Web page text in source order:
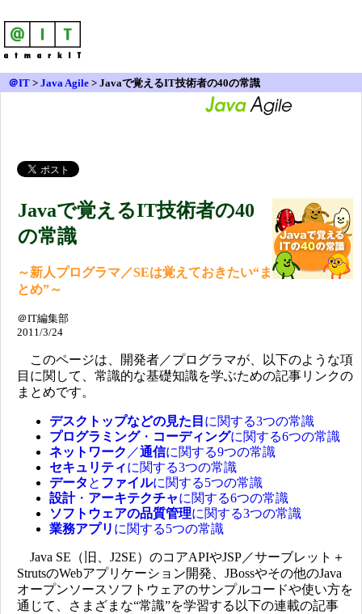
＠IT > Java Agile > Javaで覚えるIT技術者の40の常識
Javaで覚えるIT技術者の40
の常識
～新人プログラマ／SEは覚えておきたい“ま
とめ”～
＠IT編集部
2011/3/24
このページは、開発者／プログラマが、以下のような項
目に関して、常識的な基礎知識を学ぶための記事リンクの
まとめです。
デスクトップなどの見た目 に関する3つの常識
プログラミング・ コーディングに関する6つの常識
ネットワーク ／通信に関する9つの常識
セキュリティに関する3つの常識
データ と ファイルに関する5つの常識
設計・ アーキテクチャに関する6つの常識
ソフトウェアの品質管理に関する3つの常識
業務アプリ に関する5つの常識
Java SE（旧、J2SE）のコアAPIやJSP／サーブレット＋
StrutsのWebアプリケーション開発、JBossやその他のJava
オープンソースソフトウェアのサンプルコードや使い方を
通じて、さまざまな“常識”を学習する以下の連載の記事